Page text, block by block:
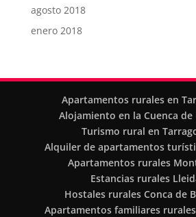
agosto 2018
enero 2018
Apartamentos rurales en
Alojamiento en la Cuenca de
Turismo rural en
Alquiler de apartamentos
Apartamentos rurales
Estancias rurales
Hostales rurales Conca de
Apartamentos familiares